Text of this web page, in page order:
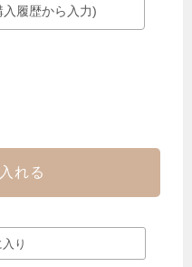
履歴から入力)
れる
り